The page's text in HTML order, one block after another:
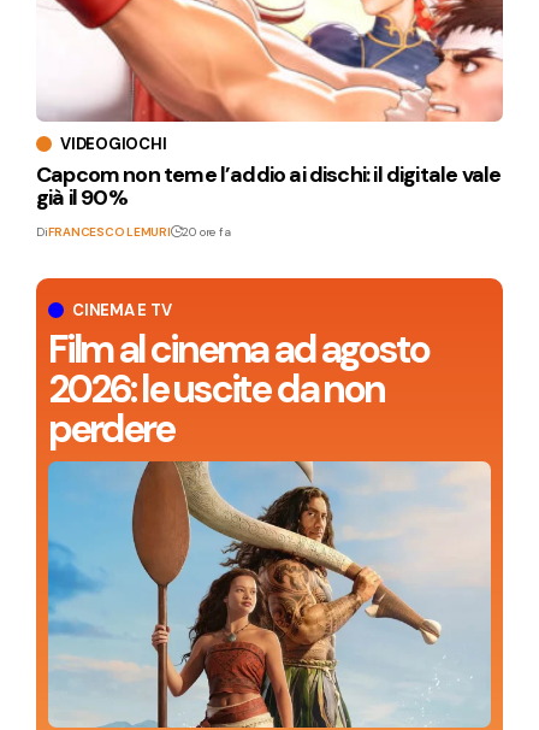
CINEMA E TV
Film al cinema ad agosto
2026: le uscite da non
perdere
VIDEOGIOCHI
Capcom non teme l’addio ai dischi: il digitale vale
già il 90%
DiFRANCESCO LEMURI 20 ore fa